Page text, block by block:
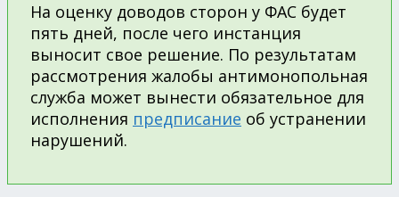
На оценку доводов сторон у ФАС будет
пять дней, после чего инстанция
выносит свое решение. По результатам
рассмотрения жалобы антимонопольная
служба может вынести обязательное для
исполнения предписание об устранении
нарушений.